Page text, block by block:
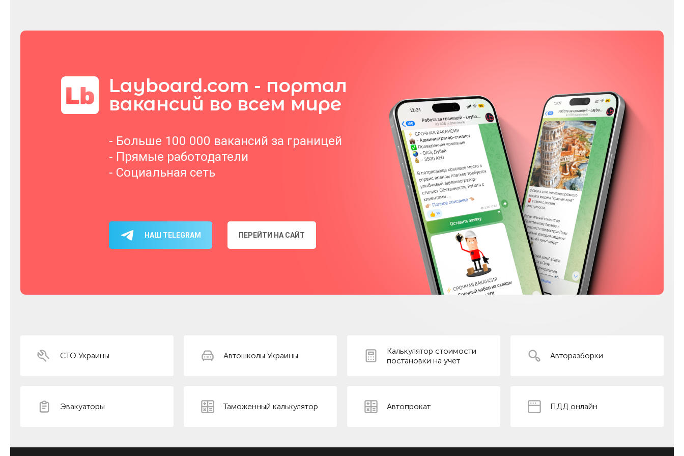
Facebook
YouTube
Layboard.com - портал
вакансий во всем мире
- Больше 100 000 вакансий за границей
- Прямые работодатели
- Социальная сеть
НАШ TELEGRAM ПЕРЕЙТИ НА САЙТ
СТО Украины Автошколы Украины
Калькулятор стоимости
постановки на учет
Авторазборки
Эвакуаторы Таможенный калькулятор Автопрокат ПДД онлайн